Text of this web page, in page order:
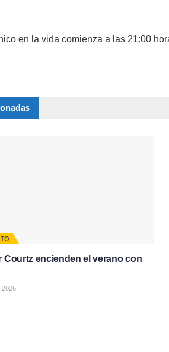
en la vida comienza a las 21:00
Courtz encienden el verano con
2026